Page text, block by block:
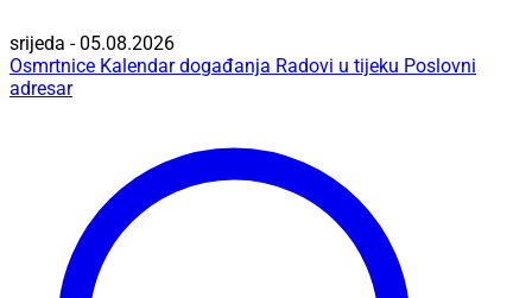
srijeda - 05.08.2026
Osmrtnice Kalendar događanja Radovi u tijeku Poslovni
adresar